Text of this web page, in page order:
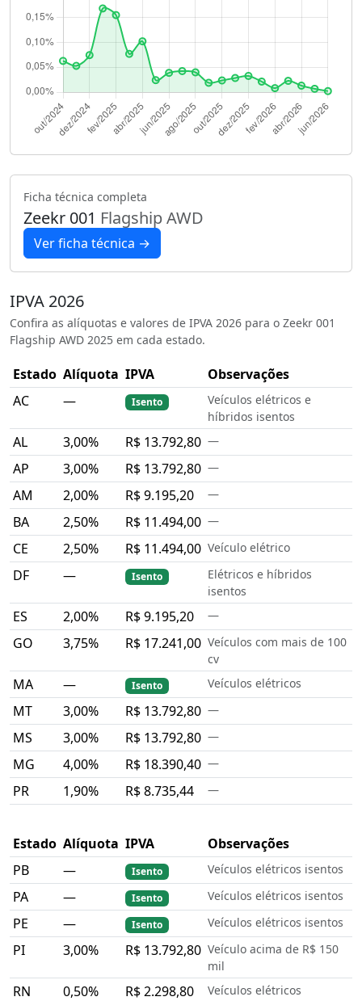
Ficha técnica completa
Zeekr 001 Flagship AWD
Ver ficha técnica →
IPVA 2026
Confira as alíquotas e valores de IPVA 2026 para o Zeekr 001
Flagship AWD 2025 em cada estado.
Estado Alíquota IPVA
Observações
AC
— Isento
Veículos elétricos e
híbridos isentos
AL 3,00% R$ 13.792,80 —
AP 3,00% R$ 13.792,80 —
AM 2,00% R$ 9.195,20 —
BA 2,50% R$ 11.494,00 —
CE 2,50% R$ 11.494,00 Veículo elétrico
DF — Isento
Elétricos e híbridos
isentos
ES 2,00% R$ 9.195,20 —
GO 3,75% R$ 17.241,00 Veículos com mais de 100
cv
MA — Isento Veículos elétricos
MT 3,00% R$ 13.792,80 —
MS 3,00% R$ 13.792,80 —
MG 4,00% R$ 18.390,40 —
PR 1,90% R$ 8.735,44 —
Estado Alíquota IPVA
Observações
PB
— Isento Veículos elétricos isentos
PA — Isento Veículos elétricos isentos
PE — Isento Veículos elétricos isentos
PI 3,00% R$ 13.792,80 Veículo acima de R$ 150
mil
RN 0,50% R$ 2.298,80 Veículos elétricos